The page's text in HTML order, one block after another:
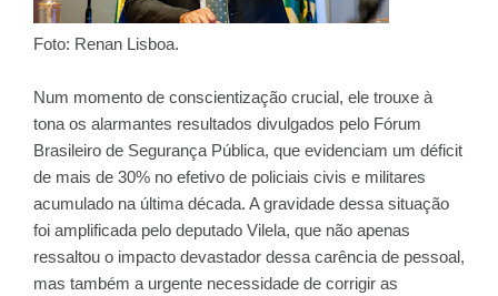
Foto: Renan Lisboa.
Num momento de conscientização crucial, ele trouxe à
tona os alarmantes resultados divulgados pelo Fórum
Brasileiro de Segurança Pública, que evidenciam um déficit
de mais de 30% no efetivo de policiais civis e militares
acumulado na última década. A gravidade dessa situação
foi amplificada pelo deputado Vilela, que não apenas
ressaltou o impacto devastador dessa carência de pessoal,
mas também a urgente necessidade de corrigir as